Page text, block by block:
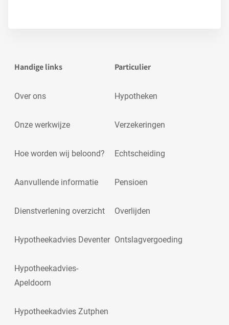
Handige links
Over ons
Onze werkwijze
Hoe worden wij beloond?
Aanvullende informatie
Dienstverlening overzicht
Hypotheekadvies Deventer
Hypotheekadvies-
Apeldoorn
Hypotheekadvies Zutphen
Particulier
Hypotheken
Verzekeringen
Echtscheiding
Pensioen
Overlijden
Ontslagvergoeding